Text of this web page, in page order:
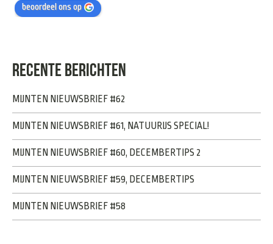
beoordeel ons op
RECENTE BERICHTEN
MIJNTEN NIEUWSBRIEF #62
MIJNTEN NIEUWSBRIEF #61, NATUURIJS SPECIAL!
MIJNTEN NIEUWSBRIEF #60, DECEMBERTIPS 2
MIJNTEN NIEUWSBRIEF #59, DECEMBERTIPS
MIJNTEN NIEUWSBRIEF #58